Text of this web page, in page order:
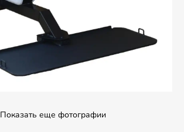
Показать еще фотографии